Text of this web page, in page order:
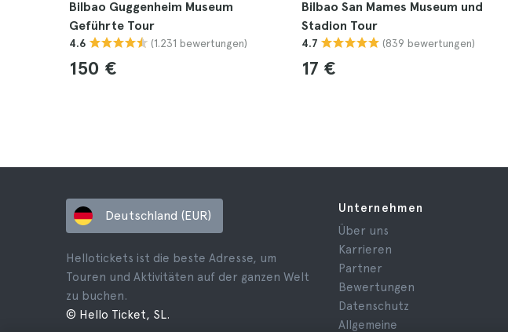
Bilbao Guggenheim Museum
Geführte Tour
4.6 (1.231 bewertungen)
150 €
Bilbao San Mames Museum und
Stadion Tour
4.7 (839 bewertungen)
17 €
Deutschland (EUR)
Hellotickets ist die beste Adresse, um
Touren und Aktivitäten auf der ganzen Welt
zu buchen.
© Hello Ticket, SL.
Unternehmen
Über uns
Karrieren
Partner
Bewertungen
Datenschutz
Allgemeine